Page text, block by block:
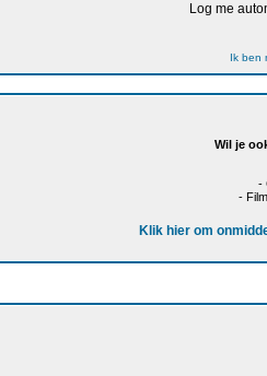
Log me
Ik ben
Wil je
-
-
Klik hier om